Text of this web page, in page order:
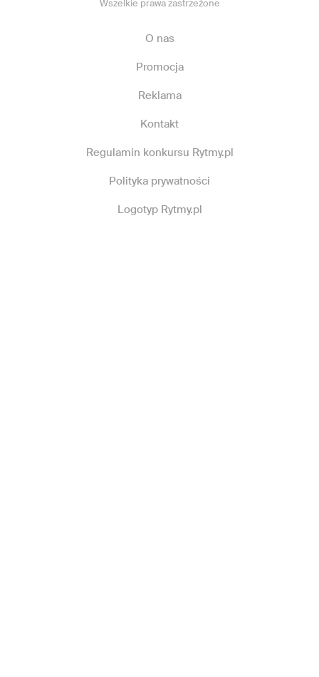
Wszelkie prawa zastrzeżone
O nas
Promocja
Reklama
Kontakt
Regulamin konkursu Rytmy.pl
Polityka prywatności
Logotyp Rytmy.pl